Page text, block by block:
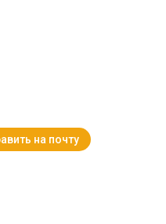
на почту